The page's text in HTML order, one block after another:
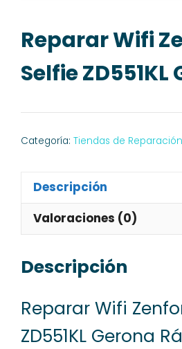
Reparar Wifi
Selfie ZD551KL
Categoría: Tiendas de
Descripción
Valoraciones (0)
Descripción
Reparar Wifi
ZD551KL Gerona